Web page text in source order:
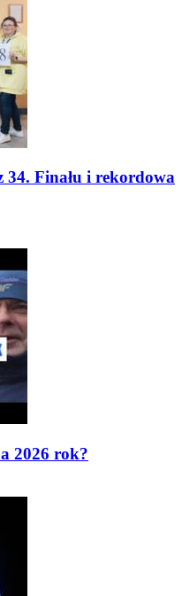
Finału i rekordowa
2026 rok?